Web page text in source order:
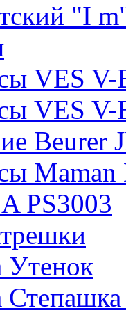
"I
VES
VES
Beurer
PS3003
Утенок